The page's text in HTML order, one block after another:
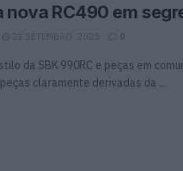
nova RC490 em
21 SETEMBRO, 2025 0
da SBK 990RC e peças em
claramente derivadas da ...